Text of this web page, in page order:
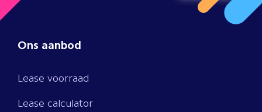
Ons aanbod
Lease voorraad
Lease calculator